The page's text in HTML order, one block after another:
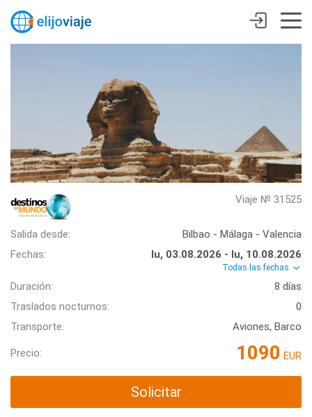
Viaje № 31525
Salida desde:
Bilbao - Málaga - Valencia
Fechas:
lu, 03.08.2026 - lu, 10.08.2026
Todas las fechas
Duración:
8 días
Traslados nocturnos:
0
Transporte:
Aviones, Barco
Precio: 1090 EUR
Solicitar